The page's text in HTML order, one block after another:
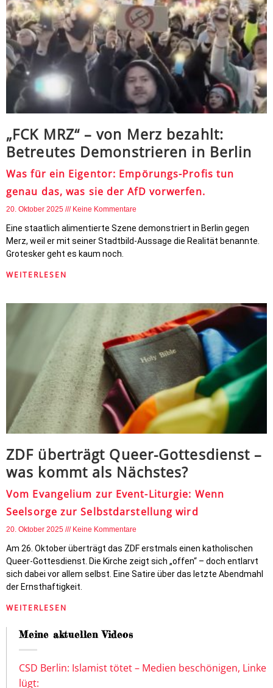
„FCK MRZ“ – von Merz bezahlt:
Betreutes Demonstrieren in Berlin
Was für ein Eigentor: Empörungs-Profis tun
genau das, was sie der AfD vorwerfen.
20. Oktober 2025 Keine Kommentare
Eine staatlich alimentierte Szene demonstriert in Berlin gegen
Merz, weil er mit seiner Stadtbild-Aussage die Realität benannte.
Grotesker geht es kaum noch.
WEITERLESEN
ZDF überträgt Queer-Gottesdienst –
was kommt als Nächstes?
Vom Evangelium zur Event-Liturgie: Wenn
Seelsorge zur Selbstdarstellung wird
20. Oktober 2025 Keine Kommentare
Am 26. Oktober überträgt das ZDF erstmals einen katholischen
Queer-Gottesdienst. Die Kirche zeigt sich „offen“ – doch entlarvt
sich dabei vor allem selbst. Eine Satire über das letzte Abendmahl
der Ernsthaftigkeit.
WEITERLESEN
Meine aktuellen Videos
CSD Berlin: Islamist tötet – Medien beschönigen, Linke
lügt: